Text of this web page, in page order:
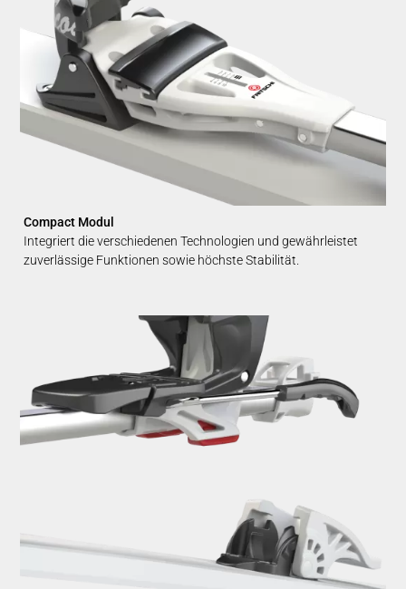
Compact Modul
Integriert die verschiedenen Technologien und gewährleistet
zuverlässige Funktionen sowie höchste Stabilität.